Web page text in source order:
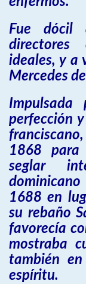
Fue dócil
directores
ideales, y a
Mercedes
perfección
1868 para
seglar
1688 en
su rebaño
favorecía
mostraba
también
espíritu.